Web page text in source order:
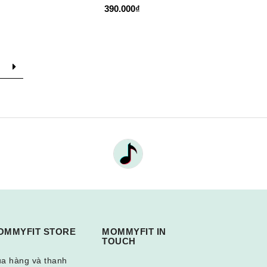
390.000₫
STORE
hàng và thanh
MOMMYFIT IN
TOUCH